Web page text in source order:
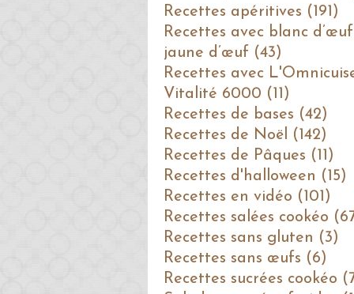
Recettes apéritives (191)
Recettes avec blanc
jaune d’œuf (43)
Recettes avec
Vitalité 6000 (11)
Recettes de bases (42)
Recettes de Noël (142)
Recettes de Pâques (11)
Recettes d'halloween (15)
Recettes en vidéo (101)
Recettes salées cookéo
Recettes sans gluten (3)
Recettes sans œufs (6)
Recettes sucrées cookéo